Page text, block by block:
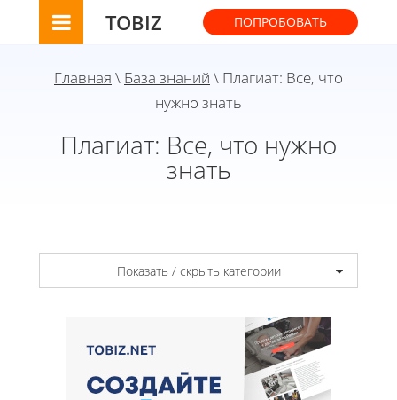
TOBIZ ПОПРОБОВАТЬ
Главная \ База знаний \ Плагиат: Все, что
нужно знать
Плагиат: Все, что нужно
знать
Показать / скрыть категории